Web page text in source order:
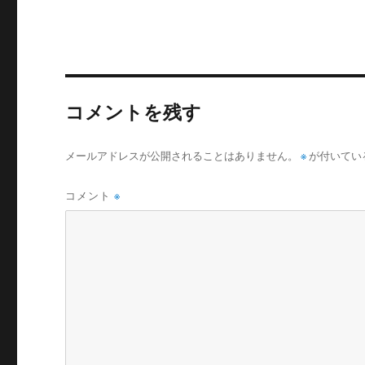
コメントを残す
メールアドレスが公開されることはありません。 ※ が付いて
コメント※